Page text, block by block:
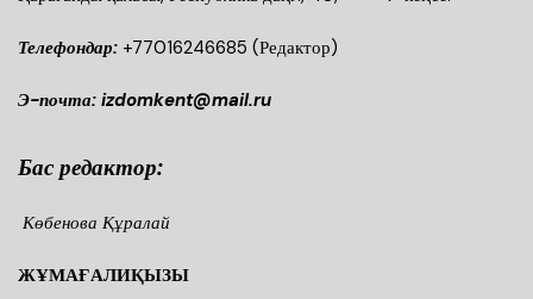
Телефондар: +77016246685 (Редактор)
Э-почта: izdomkent@mail.ru
Бас редактор:
Көбенова Құралай
ЖҰМАҒАЛИҚЫЗЫ